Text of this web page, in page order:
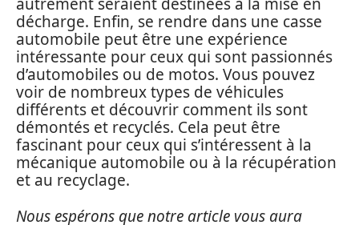
autrement seraient destinées à la mise en
décharge. Enfin, se rendre dans une casse
automobile peut être une expérience
intéressante pour ceux qui sont passionnés
d’automobiles ou de motos. Vous pouvez
voir de nombreux types de véhicules
différents et découvrir comment ils sont
démontés et recyclés. Cela peut être
fascinant pour ceux qui s’intéressent à la
mécanique automobile ou à la récupération
et au recyclage.
Nous espérons que notre article vous aura